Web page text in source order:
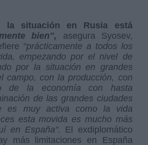
la situación en Rusia está
bien",
asegura Syosev,
"prácticamente a todos los
empezando por el nivel de
por la situación en grandes
campo, con la producción, con
de la economía con hasta
de las grandes ciudades
es muy activa como la vida
esta movida es mucho más
en España". El exdiplomático
más limitaciones en España